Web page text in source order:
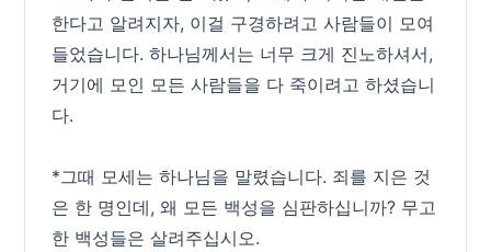
한다고 알려지자, 이걸 구경하려고 사람들이 모여
들었습니다. 하나님께서는 너무 크게 진노하셔서,
거기에 모인 모든 사람들을 다 죽이려고 하셨습니
다.
*그때 모세는 하나님을 말렸습니다. 죄를 지은 것
은 한 명인데, 왜 모든 백성을 심판하십니까? 무고
한 백성들은 살려주십시오.